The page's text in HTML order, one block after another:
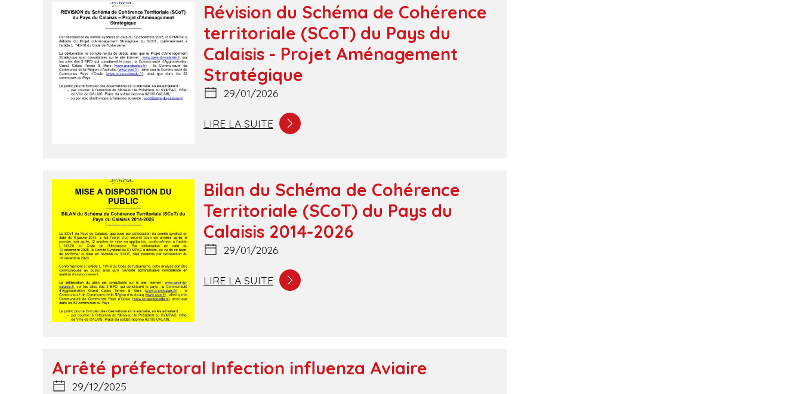
Révision du Schéma de Cohérence
territoriale (SCoT) du Pays du
Calaisis - Projet Aménagement
Stratégique
29/01/2026
LIRE LA SUITE
Bilan du Schéma de Cohérence
Territoriale (SCoT) du Pays du
Calaisis 2014-2026
29/01/2026
LIRE LA SUITE
Arrêté préfectoral Infection influenza Aviaire
29/12/2025